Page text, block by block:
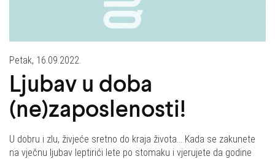
Petak, 16.09.2022.
Ljubav u doba
(ne)zaposlenosti!
U dobru i zlu, živjeće sretno do kraja života... Kada se zakunete
na vječnu ljubav leptirići lete po stomaku i vjerujete da godine